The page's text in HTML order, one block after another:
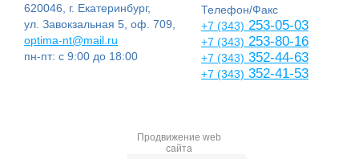
620046, г. Екатеринбург,
ул. Завокзальная 5, оф. 709,
optima-nt@mail.ru
пн-пт: с 9:00 до 18:00
Телефон/Факс
+7 (343) 253-05-03
+7 (343) 253-80-16
+7 (343) 352-44-63
+7 (343) 352-41-53
Продвижение web
сайта